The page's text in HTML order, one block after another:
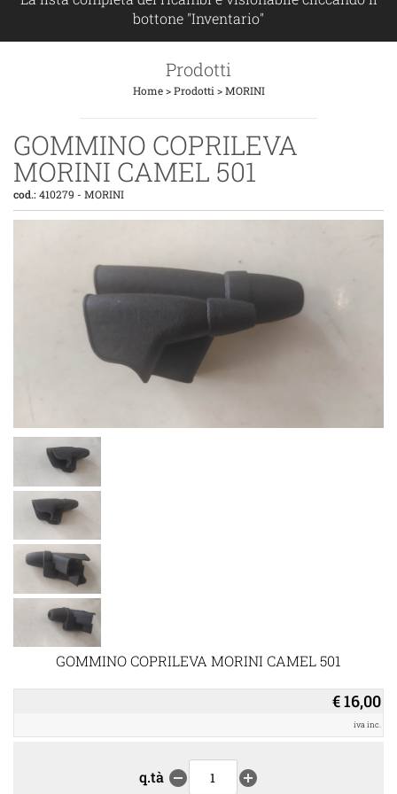
bottone "Inventario"
Prodotti
Home>Prodotti >MORINI
GOMMINO COPRILEVA
MORINI CAMEL 501
cod.:410279 - MORINI
GOMMINO COPRILEVA MORINI CAMEL 501
€ 16,00
iva inc.
q.tà remove_circle add_circle